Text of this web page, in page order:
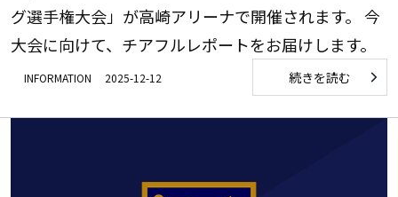
グ選手権大会」が高崎アリーナで開催されます。 今
大会に向けて、チアフルレポートをお届けします。
INFORMATION 2025-12-12 続きを読む